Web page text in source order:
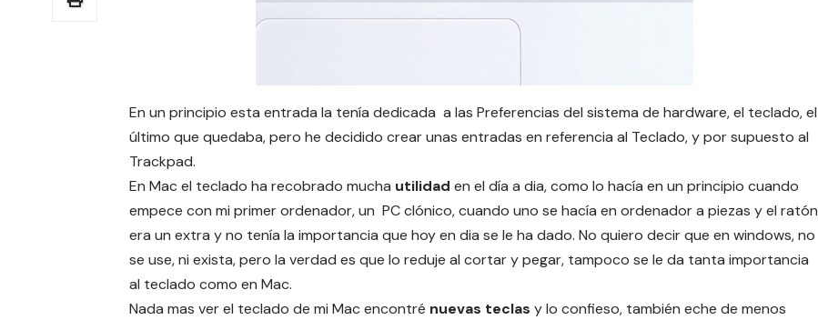
En un principio esta entrada la tenía dedicada a las Preferencias del sistema de hardware, el teclado, el
último que quedaba, pero he decidido crear unas entradas en referencia al Teclado, y por supuesto al
Trackpad.
En Mac el teclado ha recobrado mucha utilidad en el día a dia, como lo hacía en un principio cuando
empece con mi primer ordenador, un PC clónico, cuando uno se hacía en ordenador a piezas y el ratón
era un extra y no tenía la importancia que hoy en dia se le ha dado. No quiero decir que en windows, no
se use, ni exista, pero la verdad es que lo reduje al cortar y pegar, tampoco se le da tanta importancia
al teclado como en Mac.
Nada mas ver el teclado de mi Mac encontré nuevas teclas y lo confieso, también eche de menos